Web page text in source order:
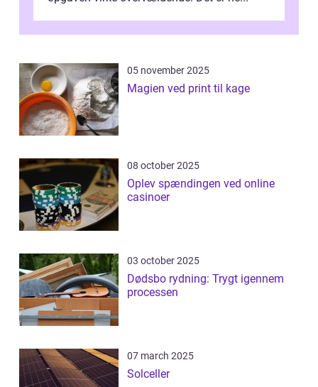
05 november 2025
Magien ved print til kage
08 october 2025
Oplev spændingen ved online
casinoer
03 october 2025
Dødsbo rydning: Trygt igennem
processen
07 march 2025
Solceller